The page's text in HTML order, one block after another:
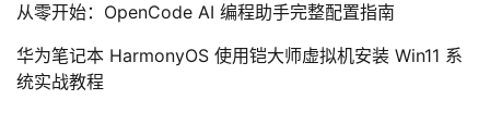
从零开始：OpenCode AI 编程助手完整配置指南
华为笔记本 HarmonyOS 使用铠大师虚拟机安装 Win11 系
统实战教程